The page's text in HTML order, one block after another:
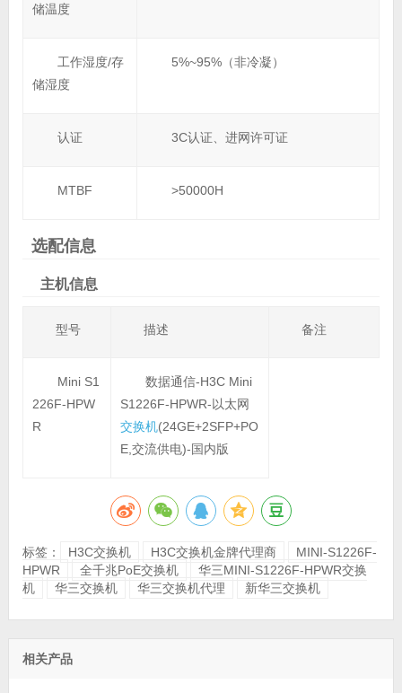
储温度
工作湿度/存
储湿度
5%~95%（非冷凝）
认证 3C认证、进网许可证
MTBF >50000H
选配信息
主机信息
型号 描述 备注
Mini S1
226F-HPW
R
数据通信-H3C Mini
S1226F-HPWR-以太网
交换机(24GE+2SFP+PO
E,交流供电)-国内版
标签： H3C交换机 H3C交换机金牌代理商
MINI-S1226F-
HPWR
全千兆PoE交换机
华三MINI-S1226F-HPWR交换
机
华三交换机 华三交换机代理 新华三交换机
相关产品